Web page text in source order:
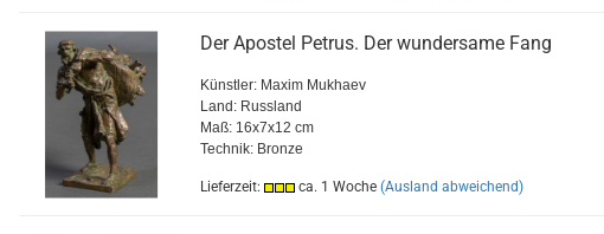
Der Apostel Petrus. Der wundersame Fang
Künstler: Maxim Mukhaev
Land: Russland
Maß: 16x7x12 cm
Technik: Bronze
Lieferzeit: ca. 1 Woche (Ausland abweichend)